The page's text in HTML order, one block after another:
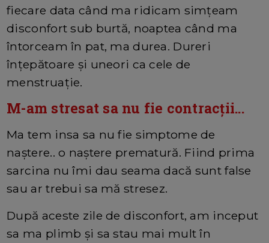
fiecare data când ma ridicam simțeam
disconfort sub burtă, noaptea când ma
întorceam în pat, ma durea. Dureri
înțepătoare și uneori ca cele de
menstruație.
M-am stresat sa nu fie contracții...
Ma tem insa sa nu fie simptome de
naștere.. o naștere prematură. Fiind prima
sarcina nu îmi dau seama dacă sunt false
sau ar trebui sa mă stresez.
După aceste zile de disconfort, am inceput
sa ma plimb și sa stau mai mult în